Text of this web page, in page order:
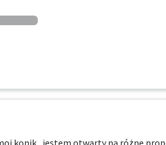
konik , jestem otwarty na różne